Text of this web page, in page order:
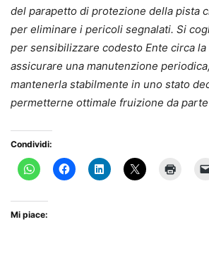
del parapetto di protezione della pista
per eliminare i pericoli segnalati. Si
per sensibilizzare codesto Ente circa
assicurare una manutenzione
mantenerla stabilmente in uno stato
permetterne ottimale fruizione da
Condividi:
Mi piace: